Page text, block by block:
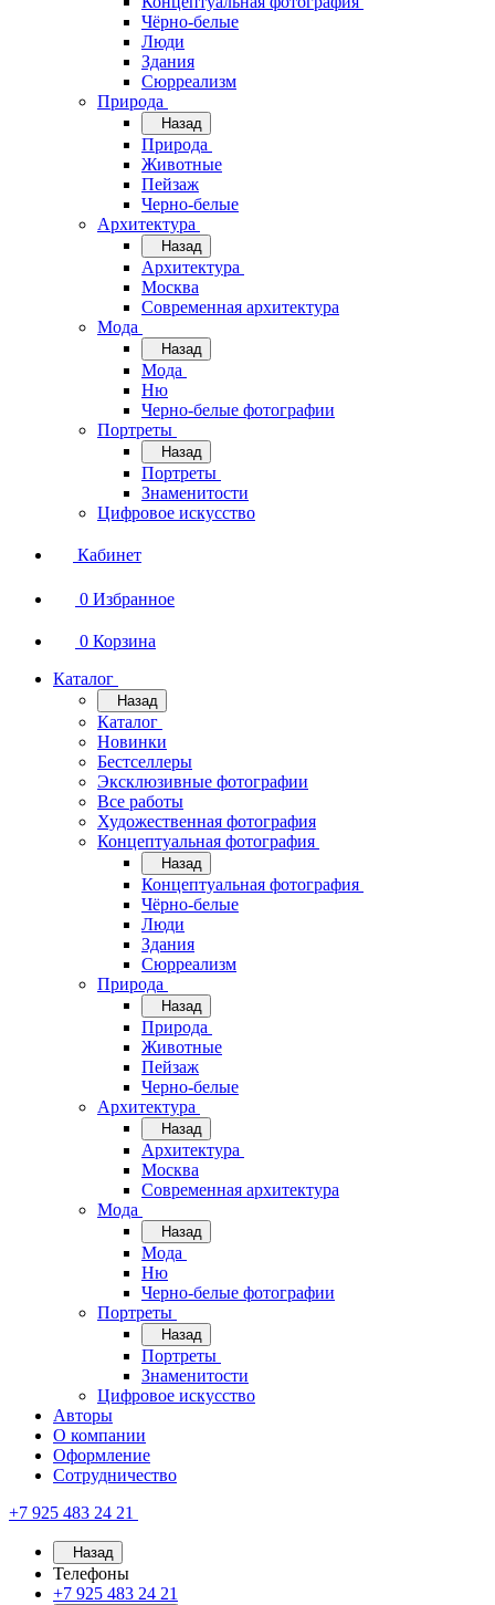
Чёрно-белые
Люди
Здания
Сюрреализм
Природа
Назад
Природа
Животные
Пейзаж
Черно-белые
Архитектура
Назад
Архитектура
Москва
Современная архитектура
Мода
Назад
Мода
Ню
Черно-белые фотографии
Портреты
Назад
Портреты
Знаменитости
Цифровое искусство
Кабинет
0 Избранное
0 Корзина
Каталог
Назад
Каталог
Новинки
Бестселлеры
Эксклюзивные фотографии
Все работы
Художественная фотография
Концептуальная фотография
Назад
Концептуальная фотография
Чёрно-белые
Люди
Здания
Сюрреализм
Природа
Назад
Природа
Животные
Пейзаж
Черно-белые
Архитектура
Назад
Архитектура
Москва
Современная архитектура
Мода
Назад
Мода
Ню
Черно-белые фотографии
Портреты
Назад
Портреты
Знаменитости
Цифровое искусство
Авторы
О компании
Оформление
Сотрудничество
+7 925 483 24 21
Назад
Телефоны
+7 925 483 24 21